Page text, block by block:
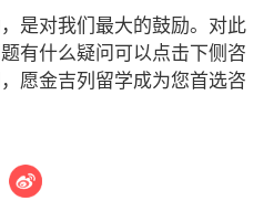
是对我们最大的鼓励。对此
有什么疑问可以点击下侧咨
愿金吉列留学成为您首选咨